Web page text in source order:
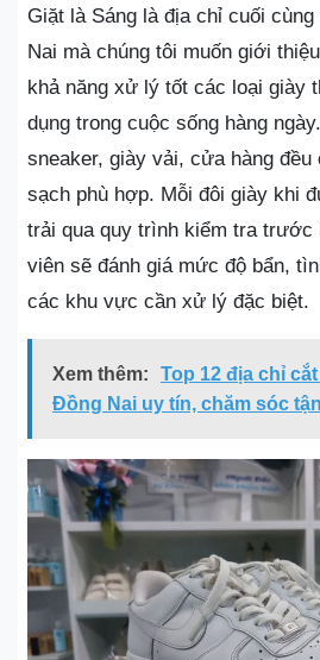
Giặt là Sáng là địa chỉ cuối
Nai mà chúng tôi muốn giới
khả năng xử lý tốt các loại giày
dụng trong cuộc sống hàng
sneaker, giày vải, cửa hàng đều
sạch phù hợp. Mỗi đôi giày khi
trải qua quy trình kiểm tra trước
viên sẽ đánh giá mức độ bẩn,
các khu vực cần xử lý đặc biệt.
Xem thêm:
Top 12 địa chỉ
Đồng Nai uy tín, chăm sóc